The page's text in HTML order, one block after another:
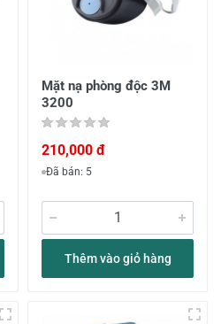
Mặt nạ phòng độc 3M
3200
210,000 đ
Đã bán: 5
Thêm vào giỏ hàng